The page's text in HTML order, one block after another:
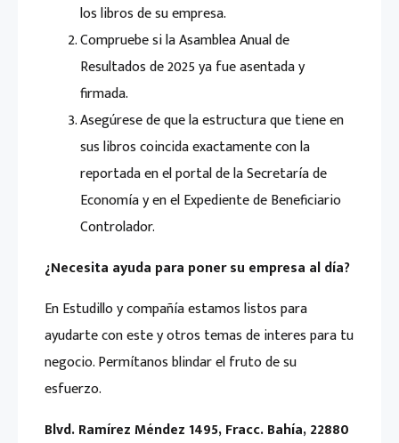
los libros de su empresa.
Compruebe si la Asamblea Anual de
Resultados de 2025 ya fue asentada y
firmada.
Asegúrese de que la estructura que tiene en
sus libros coincida exactamente con la
reportada en el portal de la Secretaría de
Economía y en el Expediente de Beneficiario
Controlador.
¿Necesita ayuda para poner su empresa al día?
En Estudillo y compañía estamos listos para
ayudarte con este y otros temas de interes para tu
negocio. Permítanos blindar el fruto de su
esfuerzo.
Blvd. Ramírez Méndez 1495, Fracc. Bahía, 22880